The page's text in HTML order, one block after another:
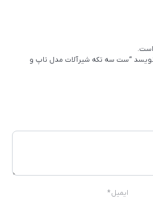
است.
“ست سه تکه شیرآلات مدل تاپ و
ایمیل*